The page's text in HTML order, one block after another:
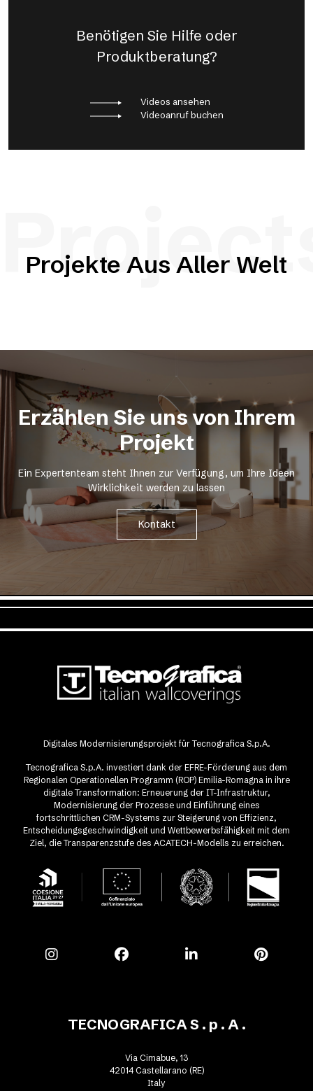
Benötigen Sie Hilfe oder
Produktberatung?
Videos ansehen
Videoanruf buchen
Projekte Aus Aller Welt
Erzählen Sie uns von Ihrem
Projekt
Ein Expertenteam steht Ihnen zur Verfügung, um Ihre Ideen
Wirklichkeit werden zu lassen
Kontakt
Digitales Modernisierungsprojekt für Tecnografica S.p.A.
Tecnografica S.p.A. investiert dank der EFRE-Förderung aus dem
Regionalen Operationellen Programm (ROP) Emilia-Romagna in ihre
digitale Transformation: Erneuerung der IT-Infrastruktur,
Modernisierung der Prozesse und Einführung eines
fortschrittlichen CRM-Systems zur Steigerung von Effizienz,
Entscheidungsgeschwindigkeit und Wettbewerbsfähigkeit mit dem
Ziel, die Transparenzstufe des ACATECH-Modells zu erreichen.
TECNOGRAFICA S . p . A .
Via Cimabue, 13
42014 Castellarano (RE)
Italy